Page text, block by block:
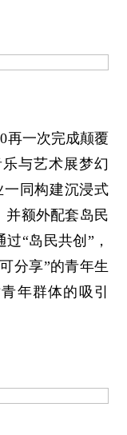
一次完成颠覆
与艺术展梦幻
一同构建沉浸式
并额外配套岛民
“岛民共创”，
分享”的青年生
年群体的吸引